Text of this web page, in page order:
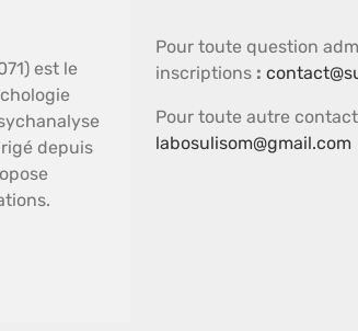
est le
depuis
Pour toute question
inscriptions :
Pour toute autre
labosulisom@gmail.com